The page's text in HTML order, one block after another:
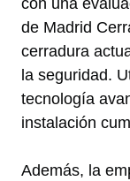
con una
de Madrid
cerradura
la seguridad.
tecnología
instalación
Además, la